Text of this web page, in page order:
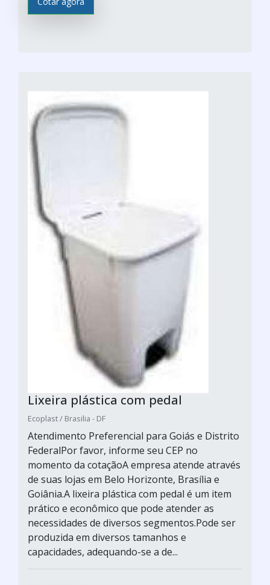
Lixeira plástica com pedal
Ecoplast / Brasilia - DF
Atendimento Preferencial para Goiás e Distrito
FederalPor favor, informe seu CEP no
momento da cotaçãoA empresa atende através
de suas lojas em Belo Horizonte, Brasília e
Goiânia.A lixeira plástica com pedal é um item
prático e econômico que pode atender as
necessidades de diversos segmentos.Pode ser
produzida em diversos tamanhos e
capacidades, adequando-se a de...